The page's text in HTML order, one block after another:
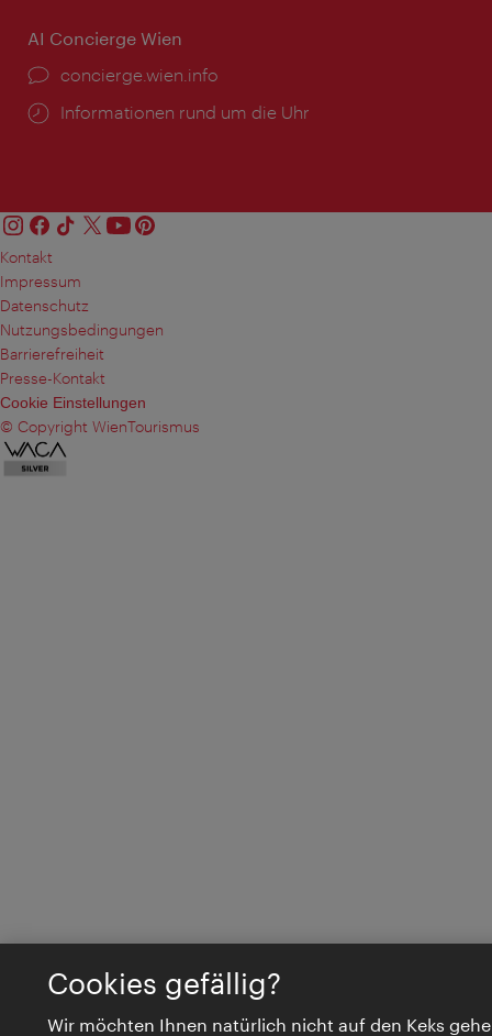
AI Concierge Wien
Ort:
concierge.wien.info
Öffnungszeiten:
Informationen rund um die Uhr
Kontakt
Impressum
Datenschutz
Nutzungsbedingungen
Barrierefreiheit
Presse-Kontakt
Cookie Einstellungen
© Copyright WienTourismus
Cookies gefällig?
Wir möchten Ihnen natürlich nicht auf den Keks